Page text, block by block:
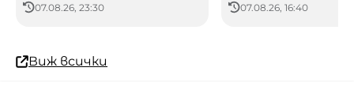
07.08.26, 23:30 07.08.26, 16:40
Виж всички